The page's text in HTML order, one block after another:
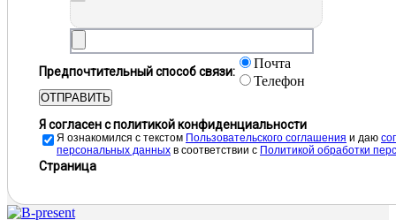
Предпочтительный способ связи:
Почта
Телефон
ОТПРАВИТЬ
Я согласен с политикой конфиденциальности
Я ознакомился с текстом Пользовательского соглашения и даю
персональных данных в соответствии с Политикой обработки
Страница